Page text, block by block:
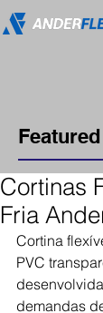
Cortinas
Fria
Cortina
PVC
demandas